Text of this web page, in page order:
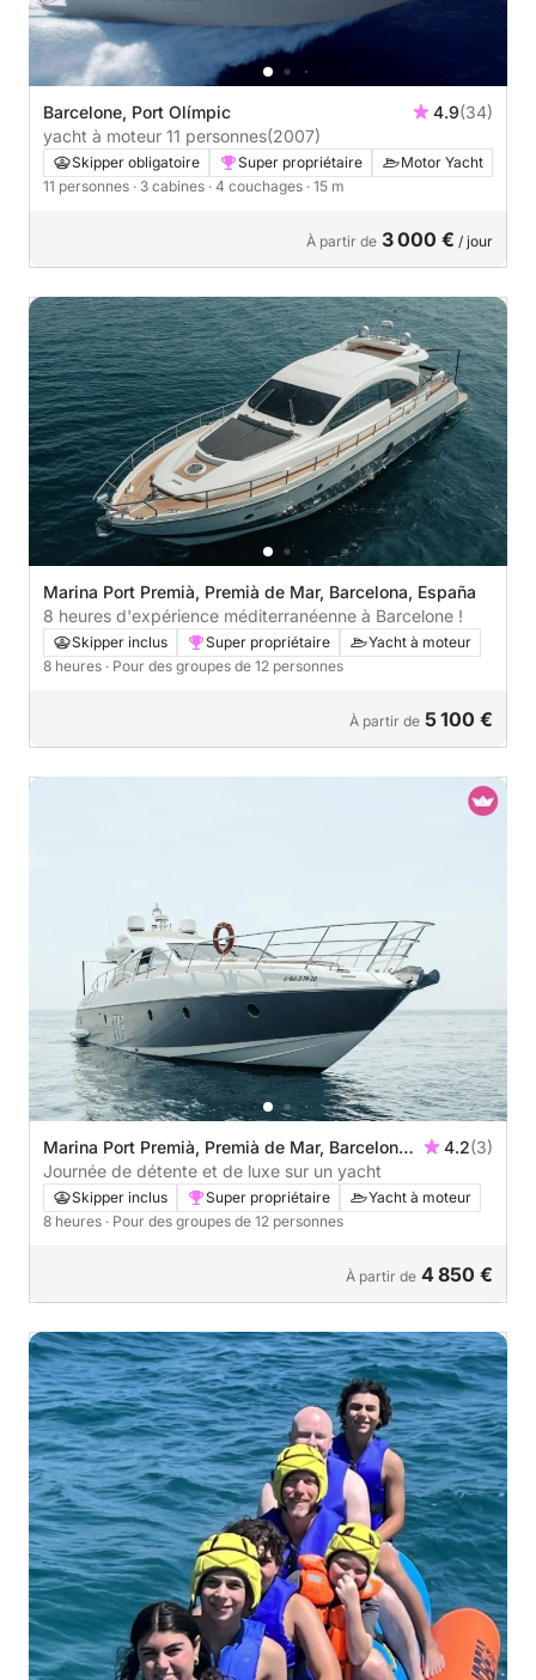
Barcelone, Port Olímpic 4.9(34)
yacht à moteur 11 personnes(2007)
Skipper obligatoire Super propriétaire
Motor Yacht
11 personnes · 3 cabines · 4 couchages · 15 m
À partir de 3 000 € / jour
Marina Port Premià, Premià de Mar, Barcelona, España
8 heures d'expérience méditerranéenne à Barcelone !
Skipper inclus Super propriétaire
Yacht à moteur
8 heures · Pour des groupes de 12 personnes
À partir de 5 100 €
Marina Port Premià, Premià de Mar, Barcelona,
España
4.2(3)
Journée de détente et de luxe sur un yacht
Skipper inclus Super propriétaire
Yacht à moteur
8 heures · Pour des groupes de 12 personnes
À partir de 4 850 €